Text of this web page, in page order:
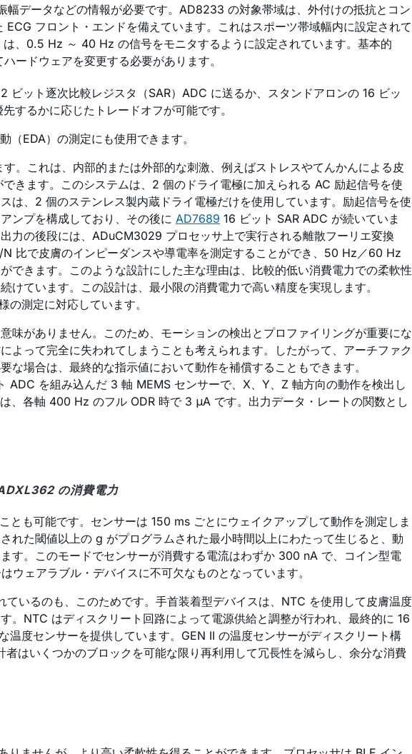
データなどの情報が必要です。AD8233 の対象帯域は、外付けの抵抗とコン
フロント・エンドを備えています。これはスポーツ帯域幅内に設定されて
、0.5 Hz ～ 40 Hz の信号をモニタするように設定されています。基本的
ードウェアを変更する必要があります。
ビット逐次比較レジスタ（SAR）ADC に送るか、スタンドアロンの 16 ビッ
するかに応じたトレードオフが可能です。
EDA）の測定にも使用できます。
。これは、内部的または外部的な刺激、例えばストレスやてんかんによる皮
きます。このシステムは、2 個のドライ電極に加えられる AC 励起信号を使
は、2 個のステンレス製内蔵ドライ電極だけを使用しています。励起信号を使
ンプを構成しており、その後に AD7689 16 ビット SAR ADC が続いていま
力の後段には、ADuCM3029 プロセッサ上で実行される離散フーリエ変換
比で皮膚のインピーダンスや導電率を測定することができ、50 Hz／60 Hz
きます。このような設計にした主な理由は、比較的低い消費電力での柔軟性
ています。この設計は、最小限の消費電力で高い精度を実現します。
測定に対応しています。
味がありません。このため、モーションの検出とプロファイリングが重要にな
よって完全に失われてしまうことも考えられます。したがって、アーチファク
場合は、最終的な指示値において動作を補償することもできます。
を組み込んだ 3 軸 MEMS センサーで、X、Y、Z 軸方向の動作を検出し
、各軸 400 Hz のフル ODR 時で 3 μA です。出力データ・レートの関数とし
の消費電力
も可能です。センサーは 150 ms ごとにウェイクアップして動作を測定しま
た閾値以上の g がプログラムされた最小時間以上にわたって生じると、動
す。このモードでセンサーが消費する電流はわずか 300 nA で、コイン型電
ェアラブル・デバイスに不可欠なものとなっています。
いるのも、このためです。手首装着型デバイスは、NTC を使用して皮膚温度
。NTC はディスクリート回路によって電源供給と調整が行われ、最終的に 16
度センサーを提供しています。GEN II の温度センサーがディスクリート構
はいくつかのブロックを可能な限り再利用して冗長性を減らし、余分な消費